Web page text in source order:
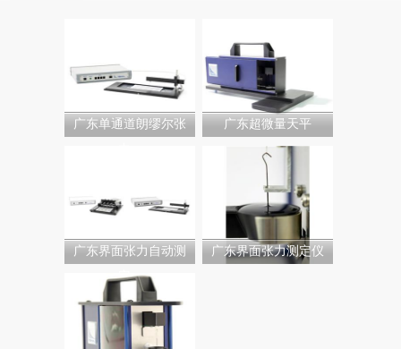
广东单通道朗缪尔张
广东超微量天平
广东界面张力自动测
定...
广东界面张力测定仪